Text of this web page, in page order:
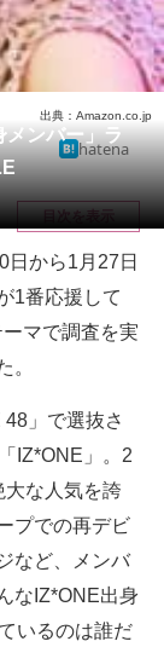
メンバー」ラ
出典：Amazon.co.jp
hatena
目次を表示
から1月27日
1番応援して
マで調査を実
。
」で選抜さ
IZ*ONE」。2
な人気を誇
プでの再デビ
など、メンバ
なIZ*ONE出身
いるのは誰だ